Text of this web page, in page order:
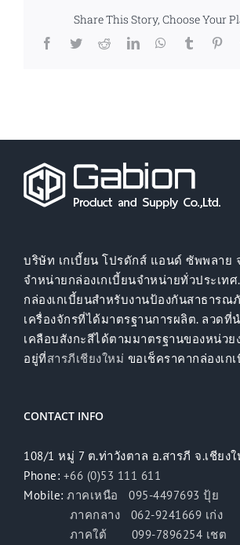
Share This Story, Choose Your
Facebook
TwitterRedditLinkedInWhatsApp
Tumblr
บริษัท เกเบี้ยน โปรดักส์ แอนด์ ซัพพลาย
จำหน่ายกล่องเกเบี้ยนจำหน่ายทั่วประเทศ
กล่องเกเบี้ยนสำหรับงานป้องกันสาธารณ
เครื่องจักรที่ได้มาตรฐานการผลิต. ลวดที่
เคลือบสังกะสีได้ตามมาตรฐานของหน่วย
อยู่ที่สารภีเชียงใหม่ ขอเช็คราคากล่องเก
CONTACT INFO
108/1 หมู่ 7 ต.ท่าวังตาล อ.สารภี จ.เชียง
Phone: +66 (0)53 111 611
Mobile: ภาคเหนือ 095-4497693 ปุ้ย
ภาคกลาง 062-9241669 เก่ง
ภาคใต้ 099-7896254 เชต